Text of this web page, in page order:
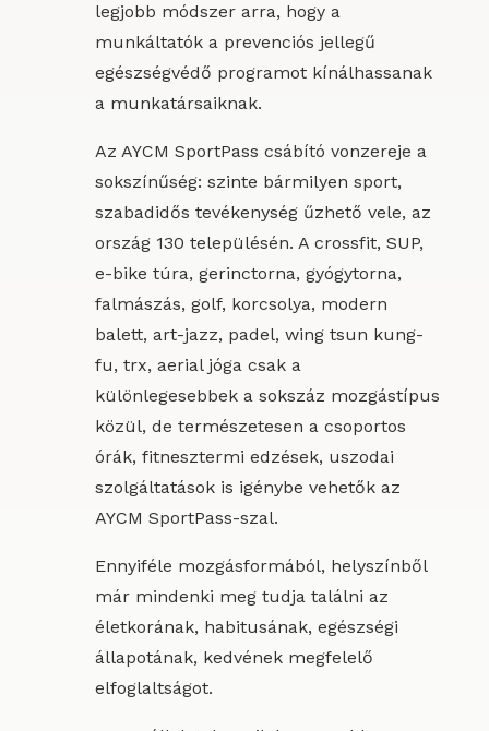
legjobb módszer arra, hogy a
munkáltatók a prevenciós jellegű
egészségvédő programot kínálhassanak
a munkatársaiknak.
Az AYCM SportPass csábító vonzereje a
sokszínűség: szinte bármilyen sport,
szabadidős tevékenység űzhető vele, az
ország 130 településén. A crossfit, SUP,
e-bike túra, gerinctorna, gyógytorna,
falmászás, golf, korcsolya, modern
balett, art-jazz, padel, wing tsun kung-
fu, trx, aerial jóga csak a
különlegesebbek a sokszáz mozgástípus
közül, de természetesen a csoportos
órák, fitnesztermi edzések, uszodai
szolgáltatások is igénybe vehetők az
AYCM SportPass-szal.
Ennyiféle mozgásformából, helyszínből
már mindenki meg tudja találni az
életkorának, habitusának, egészségi
állapotának, kedvének megfelelő
elfoglaltságot.